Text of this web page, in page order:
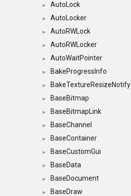
► AutoLock
► AutoLocker
► AutoRWLock
► AutoRWLocker
► AutoWaitPointer
► BakeProgressInfo
► BakeTextureResizeNotify
► BaseBitmap
► BaseBitmapLink
► BaseChannel
► BaseContainer
► BaseCustomGui
► BaseData
► BaseDocument
► BaseDraw